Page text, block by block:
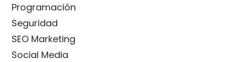
Programación
Seguridad
SEO Marketing
Social Media